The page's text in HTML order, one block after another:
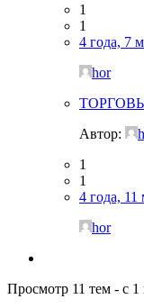
1
1
4 года, 7
hor
Автор:
1
1
4 года, 11
hor
Просмотр 11 тем - с 1